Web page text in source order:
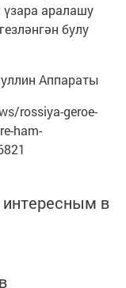
аралашу
булу
Аппараты
rossiya-geroe-
ham-
в